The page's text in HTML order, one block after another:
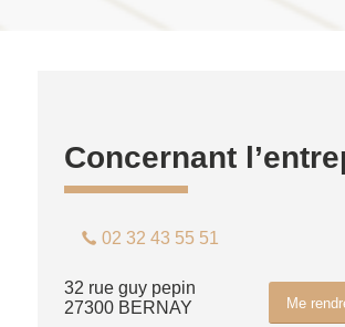
Concernant
02 32 43 55 51
Me
32 rue guy pepin
27300 BERNAY